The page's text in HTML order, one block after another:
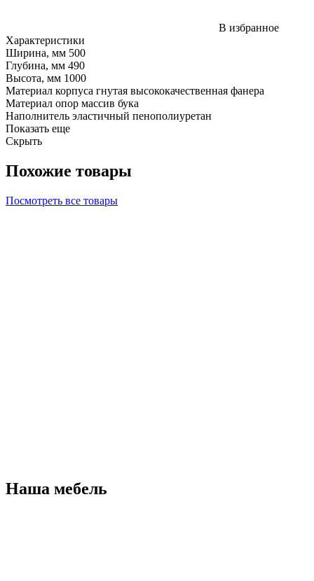
В избранное
Характеристики
Ширина, мм 500
Глубина, мм 490
Высота, мм 1000
Материал корпуса гнутая высококачественная фанера
Материал опор массив бука
Наполнитель эластичный пенополиуретан
Показать еще
Скрыть
Похожие товары
Посмотреть все товары
Наша мебель